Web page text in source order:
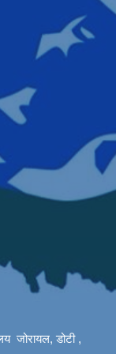
जोरायल, डोटी ,